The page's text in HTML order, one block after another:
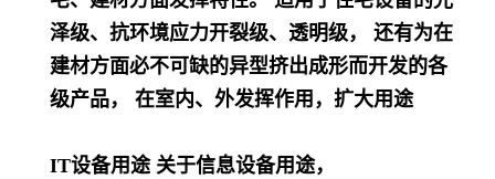
泽级、抗环境应力开裂级、透明级， 还有为在
建材方面必不可缺的异型挤出成形而开发的各
级产品， 在室内、外发挥作用，扩大用途
IT设备用途 关于信息设备用途，